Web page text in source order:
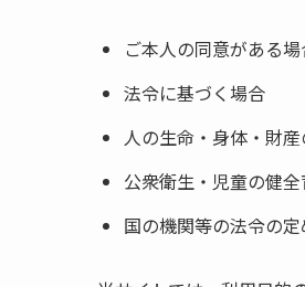
ご本人の同意がある
法令に基づく場合
人の生命・身体・財
公衆衛生・児童の健
国の機関等の法令の